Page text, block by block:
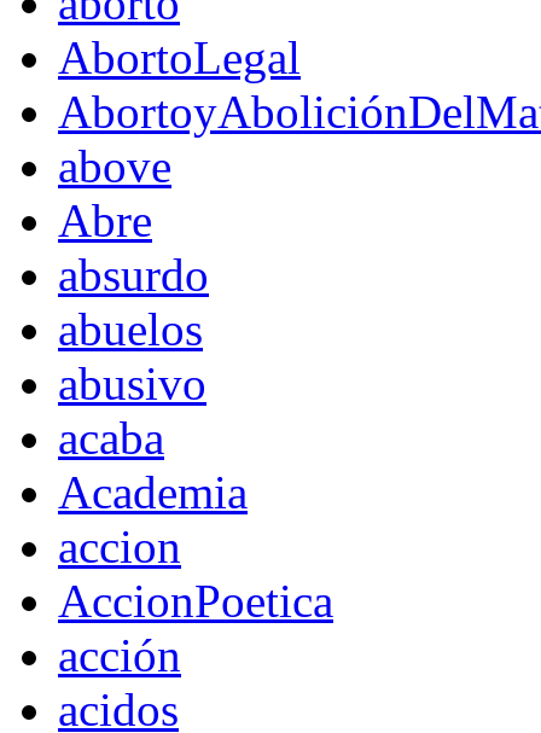
AbortoLegal
above
Abre
absurdo
abuelos
abusivo
acaba
Academia
accion
AccionPoetica
acción
acidos